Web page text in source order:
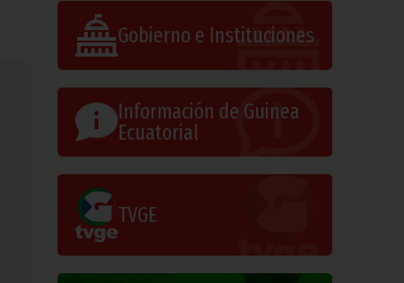
Gobierno e Instituciones
Información de Guinea
Ecuatorial
TVGE